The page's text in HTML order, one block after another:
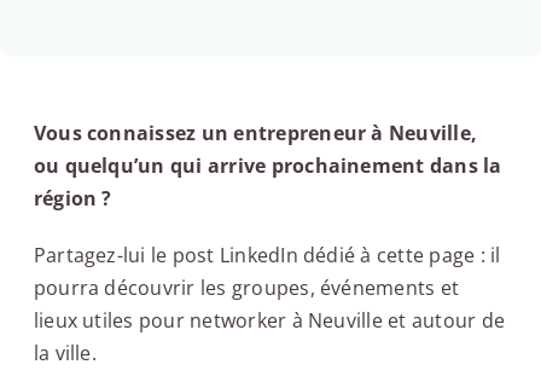
Vous connaissez un entrepreneur à Neuville,
ou quelqu’un qui arrive prochainement dans la
région ?
Partagez-lui le post LinkedIn dédié à cette page : il
pourra découvrir les groupes, événements et
lieux utiles pour networker à Neuville et autour de
la ville.